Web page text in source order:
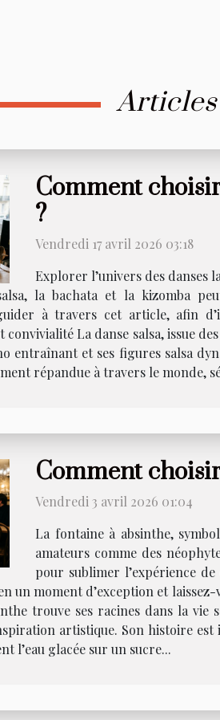
Comment
?
Vendredi 17 avril 2026 03:18
Explorer l’univers des danses
la bachata et la kizomba
à travers cet article, afin
convivialité La danse salsa, issue
entraînant et ses figures salsa
répandue à travers le
Comment
Vendredi 3 avril 2026 01:04
La fontaine à absinthe,
amateurs comme des
pour sublimer l’expérience
un moment d’exception et
trouve ses racines dans la vie
artistique. Son histoire
l’eau glacée sur un sucre...